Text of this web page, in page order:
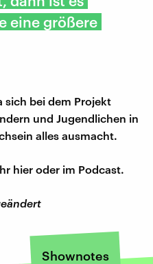
eine größere
sich bei dem Projekt
und Jugendlichen in
alles ausmacht.
hier oder im Podcast.
Shownotes